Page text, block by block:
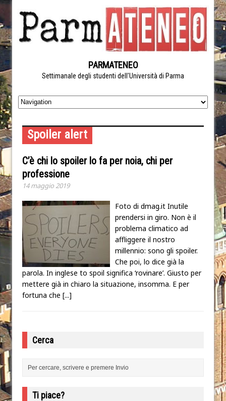
PARMATENEO
Settimanale degli studenti dell'Università di Parma
Spoiler alert
C’è chi lo spoiler lo fa per noia, chi per
professione
14 maggio 2019
Foto di dmag.it Inutile
prendersi in giro. Non è il
problema climatico ad
affliggere il nostro
millennio: sono gli spoiler.
Che poi, lo dice già la
parola. In inglese to spoil significa ‘rovinare’. Giusto per
mettere già in chiaro la situazione, insomma. E per
fortuna che [...]
Cerca
Ti piace?